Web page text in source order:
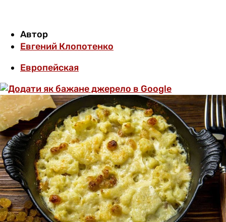
Автор
Евгений Клопотенко
Европейская